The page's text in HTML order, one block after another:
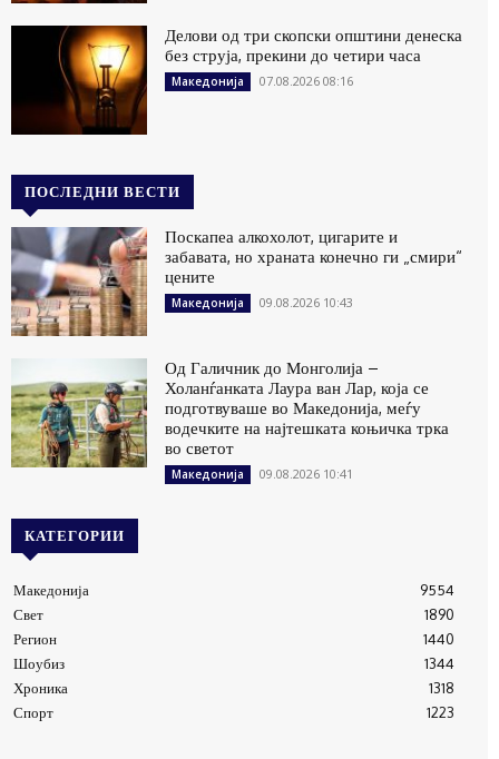
Делови од три скопски општини денеска
без струја, прекини до четири часа
Македонија 07.08.2026 08:16
ПОСЛЕДНИ ВЕСТИ
Поскапеа алкохолот, цигарите и
забавата, но храната конечно ги „смири“
цените
Македонија 09.08.2026 10:43
Од Галичник до Монголија –
Холанѓанката Лаура ван Лар, која се
подготвуваше во Македонија, меѓу
водечките на најтешката коњичка трка
во светот
Македонија 09.08.2026 10:41
КАТЕГОРИИ
Македонија
9554
Свет
1890
Регион
1440
Шоубиз
1344
Хроника
1318
Спорт
1223